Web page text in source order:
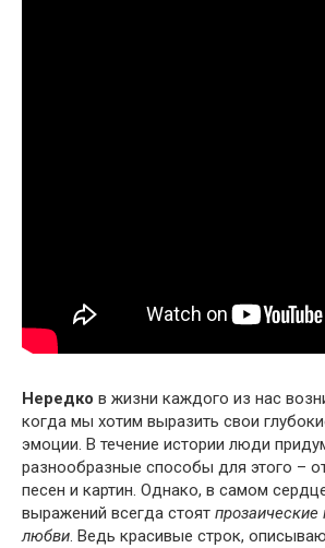
Нередко в жизни каждого из нас
когда мы хотим выразить свои
эмоции. В течение истории люди
разнообразные способы для этого –
песен и картин. Однако, в самом
выражений всегда стоят прозаические
любви. Ведь красивые строк,